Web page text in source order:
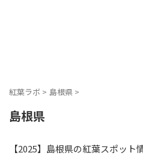
紅葉ラボ > 島根県 >
島根県
【2025】島根県の紅葉スポット